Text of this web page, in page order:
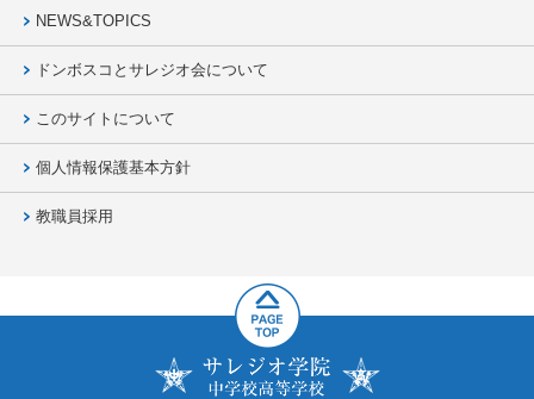
NEWS&TOPICS
ドンボスコとサレジオ会について
このサイトについて
個人情報保護基本方針
教職員採用